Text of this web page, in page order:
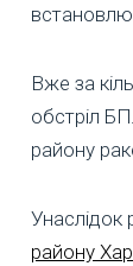
Вже за
обстріл
району
Унаслідок
району